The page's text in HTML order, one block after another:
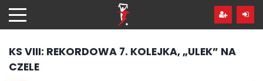
hdo
treści
KS VIII: REKORDOWA 7. KOLEJKA, „ULEK” NA
CZELE